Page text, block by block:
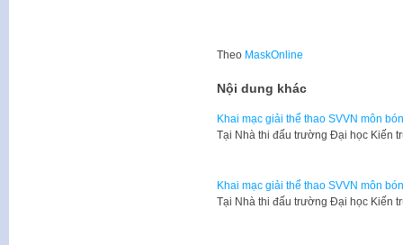
Theo MaskOnline
Nội dung khác
Khai mạc giải thể thao SVVN môn
​Tại Nhà thi đấu trường Đại học Kiến
Khai mạc giải thể thao SVVN môn
​Tại Nhà thi đấu trường Đại học Kiến